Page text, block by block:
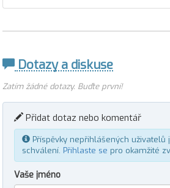
Dotazy a diskuse
Zatím žádné dotazy. Buďte první!
Přidat dotaz nebo komentář
Příspěvky nepřihlášených uživatelů
schválení. Přihlaste se pro okamžité
Vaše jméno